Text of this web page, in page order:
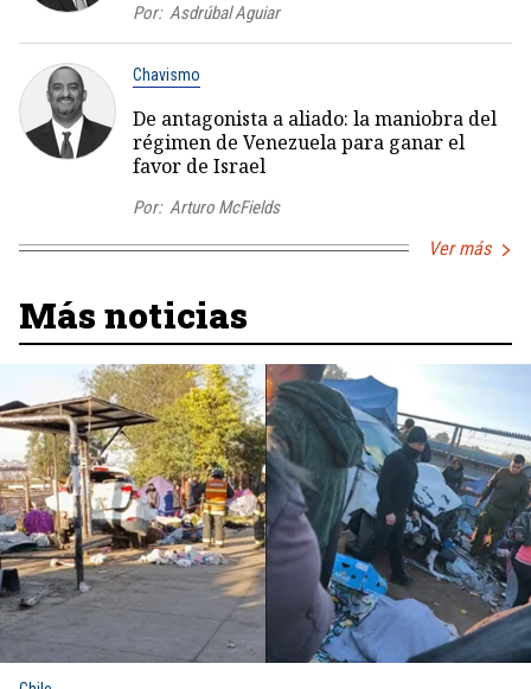
Por: Asdrúbal Aguiar
Chavismo
De antagonista a aliado: la maniobra del
régimen de Venezuela para ganar el
favor de Israel
Por: Arturo McFields
Ver más
Más noticias